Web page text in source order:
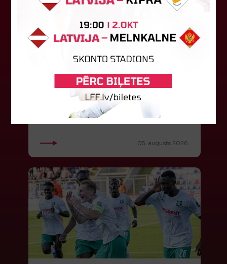
"Riga FC Women" liek kārtīgi
pasvīst dānietēm
Latvijas čempions sieviešu futbolā "Riga FC
Women" trešdien aizvadīja UEFA Čempionu līgas
kvalifikācijas otrās kārtas pusfināla spēli Dānijā
pret "HB Køge". Cīņā pret...
05. augusts 2026.